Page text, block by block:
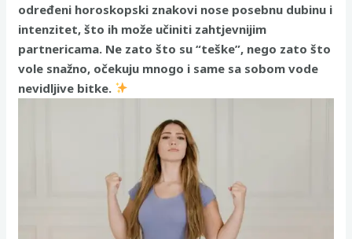
određeni horoskopski znakovi nose posebnu dubinu i
intenzitet, što ih može učiniti zahtjevnijim
partnericama. Ne zato što su “teške”, nego zato što
vole snažno, očekuju mnogo i same sa sobom vode
nevidljive bitke.